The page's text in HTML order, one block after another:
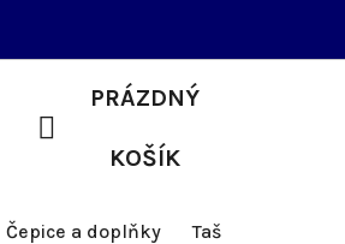
NÁKUPNÍ
PRÁZDNÝ
KOŠÍK
Čepice a doplňky Tašky a batohy